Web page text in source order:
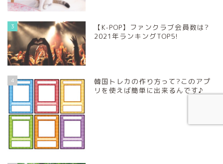
3
【K-POP】ファンクラブ会員数は?
2021年ランキングTOP5!
4
韓国トレカの作り方って?このアプ
リを使えば簡単に出来るんです♪